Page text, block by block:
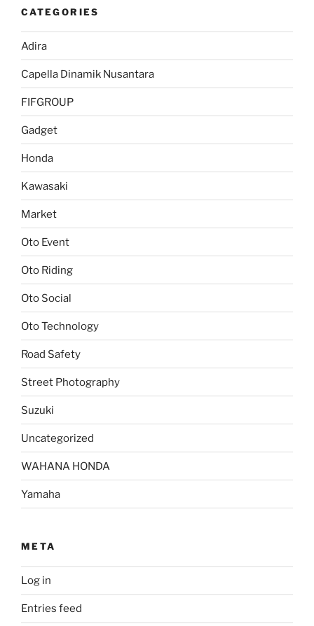
CATEGORIES
Adira
Capella Dinamik Nusantara
FIFGROUP
Gadget
Honda
Kawasaki
Market
Oto Event
Oto Riding
Oto Social
Oto Technology
Road Safety
Street Photography
Suzuki
Uncategorized
WAHANA HONDA
Yamaha
META
Log in
Entries feed